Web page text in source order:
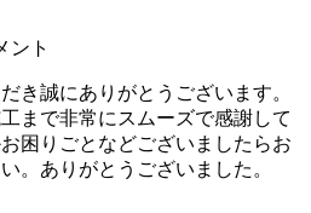
ント
き誠にありがとうございます。
まで非常にスムーズで感謝して
困りごとなどございましたらお
。ありがとうございました。